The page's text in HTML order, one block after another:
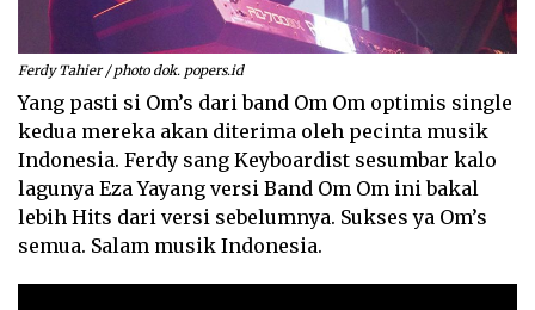
Ferdy Tahier / photo dok. popers.id
Yang pasti si Om’s dari band Om Om optimis single
kedua mereka akan diterima oleh pecinta musik
Indonesia. Ferdy sang Keyboardist sesumbar kalo
lagunya Eza Yayang versi Band Om Om ini bakal
lebih Hits dari versi sebelumnya. Sukses ya Om’s
semua. Salam musik Indonesia.